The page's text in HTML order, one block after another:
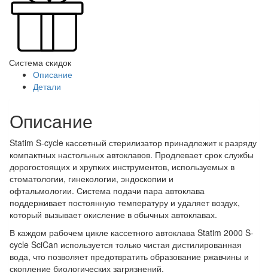
Система скидок
Описание
Детали
Описание
Statim S-cycle кассетный стерилизатор принадлежит к разряду
компактных настольных автоклавов. Продлевает срок службы
дорогостоящих и хрупких инструментов, используемых в
стоматологии, гинекологии, эндоскопии и
офтальмологии. Система подачи пара автоклава
поддерживает постоянную температуру и удаляет воздух,
который вызывает окисление в обычных автоклавах.
В каждом рабочем цикле кассетного автоклава Statim 2000 S-
cycle SciCan используется только чистая дистилированная
вода, что позволяет предотвратить образование ржавчины и
скопление биологических загрязнений.